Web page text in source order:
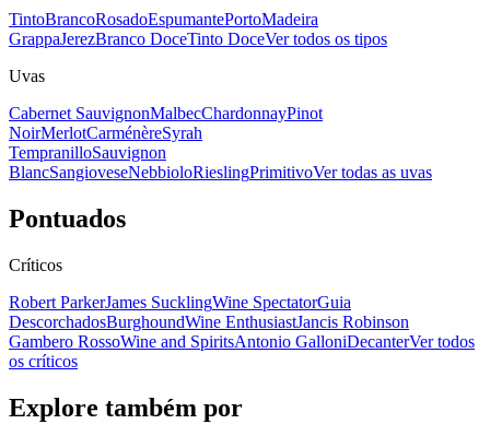
TintoBrancoRosadoEspumantePortoMadeira
GrappaJerezBranco DoceTinto DoceVer todos os tipos
Uvas
Cabernet SauvignonMalbecChardonnayPinot
NoirMerlotCarménèreSyrah
TempranilloSauvignon
BlancSangioveseNebbioloRieslingPrimitivoVer todas as uvas
Pontuados
Críticos
Robert ParkerJames SucklingWine SpectatorGuia
DescorchadosBurghoundWine EnthusiastJancis Robinson
Gambero RossoWine and SpiritsAntonio GalloniDecanterVer todos
os críticos
Explore também por